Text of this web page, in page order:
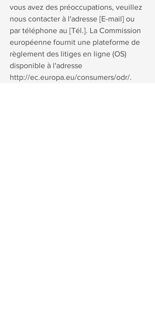
vous avez des préoccupations, veuillez
nous contacter à l'adresse [E-mail] ou
par téléphone au [Tél.]. La Commission
européenne fournit une plateforme de
règlement des litiges en ligne (OS)
disponible à l'adresse
http://ec.europa.eu/consumers/odr/.